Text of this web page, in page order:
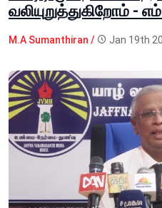
வலியுறுத்துகிறோம் -
M.A Sumanthiran / Jan 19th